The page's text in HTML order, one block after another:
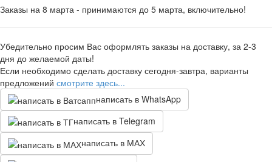
Заказы на 8 марта - принимаются до 5 марта, включительно!
Убедительно просим Вас оформлять заказы на доставку, за 2-3
дня до желаемой даты!
Если необходимо сделать доставку сегодня-завтра, варианты
предложений смотрите здесь...
написать в WhatsApp
написать в Telegram
написать в МАХ